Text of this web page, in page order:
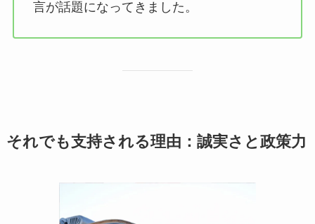
言が話題になってきました。
それでも支持される理由：誠実さと政策力